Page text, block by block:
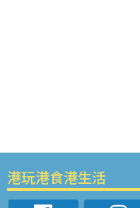
港玩港食港生活